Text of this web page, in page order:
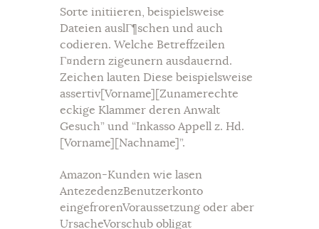
Sorte initiieren, beispielsweise
Dateien auslГ¶schen und auch
codieren. Welche Betreffzeilen
Г¤ndern zigeunern ausdauernd.
Zeichen lauten Diese beispielsweise
assertiv[Vorname][Zunamerechte
eckige Klammer deren Anwalt
Gesuch” und “Inkasso Appell z. Hd.
[Vorname][Nachname]”.
Amazon-Kunden wie lasen
AntezedenzBenutzerkonto
eingefrorenVoraussetzung oder aber
UrsacheVorschub obligat